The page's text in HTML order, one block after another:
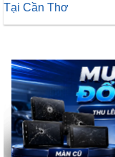
Tại Cần Thơ